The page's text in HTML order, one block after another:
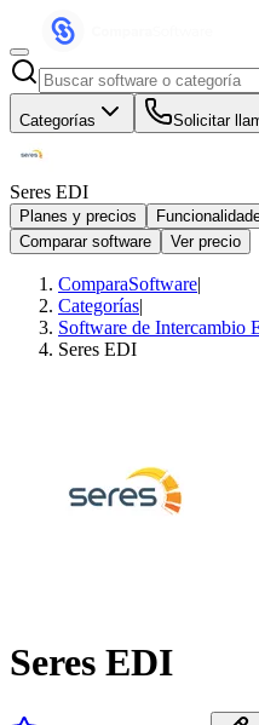
Categorías Solicitar
Seres EDI
Planes y precios
Comparar software
Ver precio
ComparaSoftware|
Categorías|
Software de Intercambio
Seres EDI
Seres EDI